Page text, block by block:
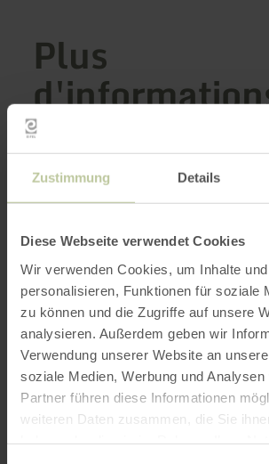
Zustimmung Details
Diese Webseite verwendet Cookies
Wir verwenden Cookies, um Inhalte
personalisieren, Funktionen für soziale
zu können und die Zugriffe auf unsere
analysieren. Außerdem geben wir
Verwendung unserer Website an
soziale Medien, Werbung und
Partner führen diese Informationen
weiteren Daten zusammen, die Sie
Plus
Heures d'ouverture
Caractéristiques /
Catégories
Nombre de places
Impressions